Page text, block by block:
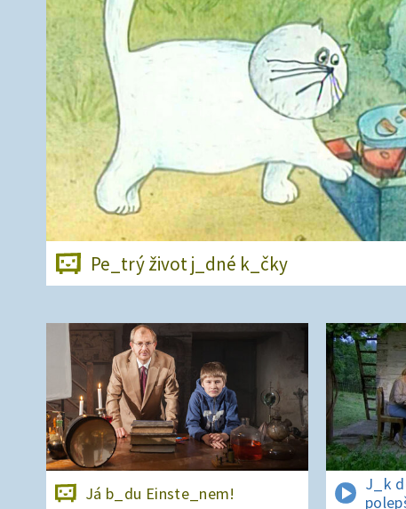
Pe_trý život j_dné k_čky
Já b_du Einste_nem!
J_k